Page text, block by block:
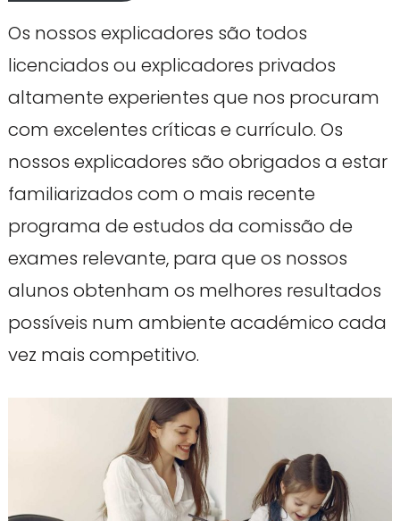
Os nossos explicadores são todos
licenciados ou explicadores privados
altamente experientes que nos procuram
com excelentes críticas e currículo. Os
nossos explicadores são obrigados a estar
familiarizados com o mais recente
programa de estudos da comissão de
exames relevante, para que os nossos
alunos obtenham os melhores resultados
possíveis num ambiente académico cada
vez mais competitivo.